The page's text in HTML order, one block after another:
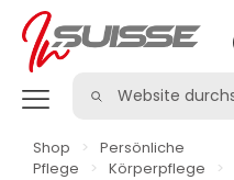
Shop >
Persönliche
Pflege
> Körperpflege >